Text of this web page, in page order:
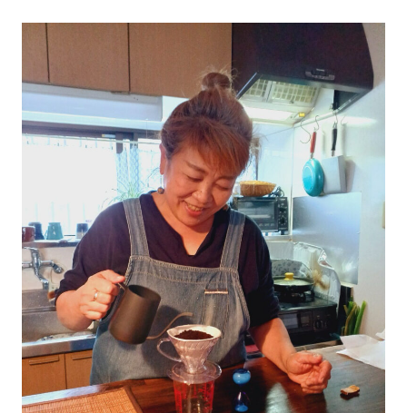
お知らせ一覧
ご相談はこちら
お問い合わせはこちら